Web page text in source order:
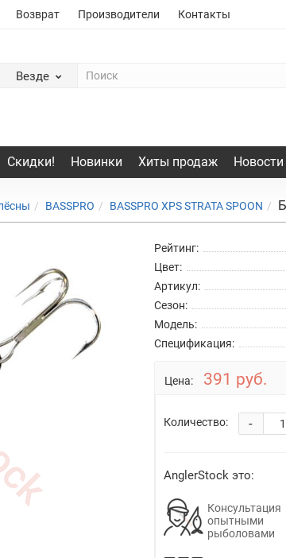
Возврат Производители Контакты
Везде
Скидки! Новинки Хиты продаж Новости
BASSPRO BASSPRO XPS STRATA SPOON
Рейтинг:
Цвет:
Артикул:
Сезон:
Модель:
Спецификация:
Цена: 391 руб.
Количество: -
AnglerStock это:
Консультация
опытными
рыболовами